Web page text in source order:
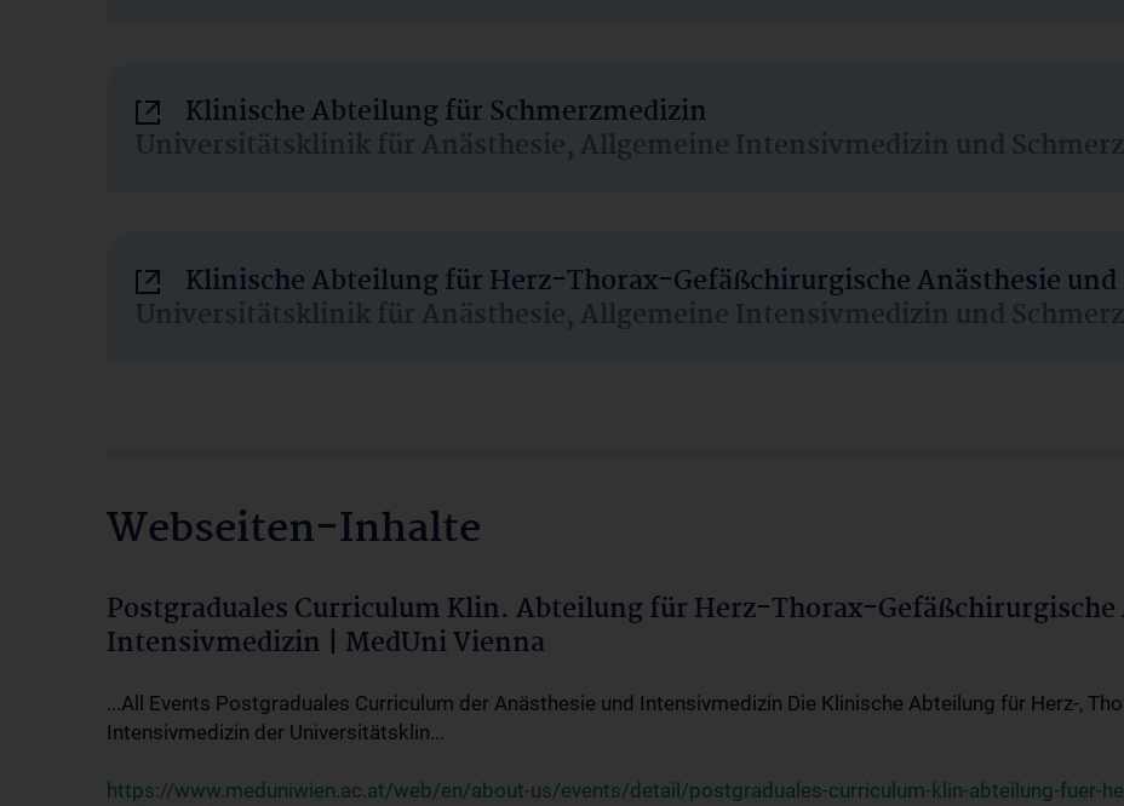
Klinische Abteilung für Schmerzmedizin
Universitätsklinik für Anästhesie, Allgemeine Intensivmedizin und
Klinische Abteilung für Herz-Thorax-Gefäßchirurgische Anästhesie
Universitätsklinik für Anästhesie, Allgemeine Intensivmedizin und
Webseiten-Inhalte
Postgraduales Curriculum Klin. Abteilung für Herz-Thorax-Gefäßchirurgische
Intensivmedizin | MedUni Vienna
...All Events Postgraduales Curriculum der Anästhesie und Intensivmedizin Die Klinische Abteilung für Herz-,
Intensivmedizin der Universitätsklin...
https://www.meduniwien.ac.at/web/en/about-us/events/detail/postgraduales-curriculum-klin-abteilung-fuer-